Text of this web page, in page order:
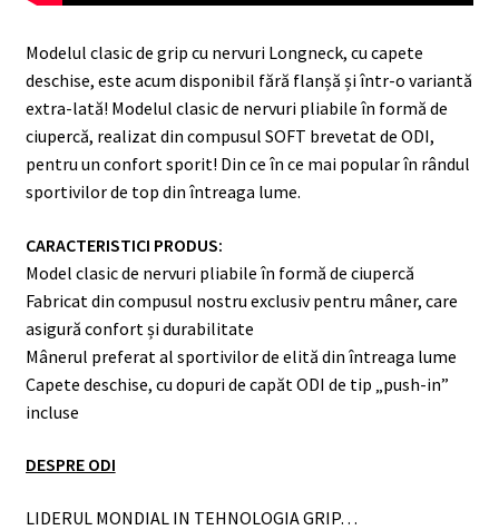
Modelul clasic de grip cu nervuri Longneck, cu capete
deschise, este acum disponibil fără flanșă și într-o variantă
extra-lată! Modelul clasic de nervuri pliabile în formă de
ciupercă, realizat din compusul SOFT brevetat de ODI,
pentru un confort sporit! Din ce în ce mai popular în rândul
sportivilor de top din întreaga lume.
CARACTERISTICI PRODUS:
Model clasic de nervuri pliabile în formă de ciupercă
Fabricat din compusul nostru exclusiv pentru mâner, care
asigură confort și durabilitate
Mânerul preferat al sportivilor de elită din întreaga lume
Capete deschise, cu dopuri de capăt ODI de tip „push-in”
incluse
DESPRE ODI
LIDERUL MONDIAL IN TEHNOLOGIA GRIP…